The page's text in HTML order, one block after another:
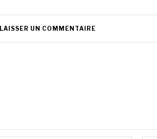
LAISSER UN COMMENTAIRE